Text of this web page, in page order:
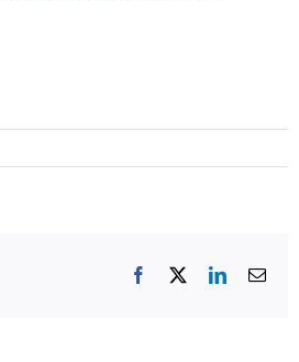
Facebook LinkedIn
E-